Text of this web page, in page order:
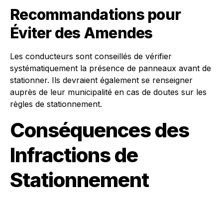
Recommandations pour
Éviter des Amendes
Les conducteurs sont conseillés de vérifier
systématiquement la présence de panneaux avant de
stationner. Ils devraient également se renseigner
auprès de leur municipalité en cas de doutes sur les
règles de stationnement.
Conséquences des
Infractions de
Stationnement